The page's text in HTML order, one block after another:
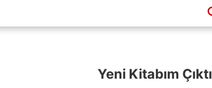
Yeni Kitabım Çıktı